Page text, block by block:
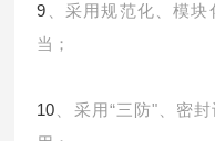
9 、采用规范化、模
当；
10 、采用 “三防"、密封